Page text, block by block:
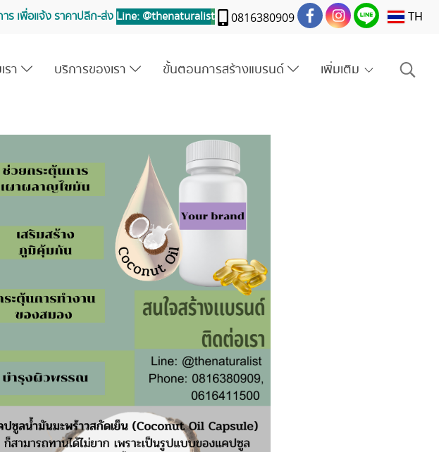
ร เพื่อแจ้ง ราคาปลีก-ส่ง Line: @thenaturalist 0816380909 TH
รา บริการของเรา ขั้นตอนการสร้างแบรนด์ เพิ่มเติม